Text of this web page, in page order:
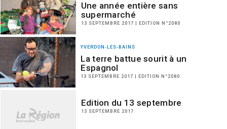
Une année entière sans
supermarché
13 SEPTEMBRE 2017 | EDITION N°2080
YVERDON-LES-BAINS
La terre battue sourit à un
Espagnol
13 SEPTEMBRE 2017 | EDITION N°2080
Edition du 13 septembre
13 SEPTEMBRE 2017